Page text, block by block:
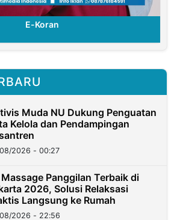
E-Koran
Muda NU Dukung Penguatan
Kelola dan Pendampingan
2026 - 00:27
Panggilan Terbaik di
2026, Solusi Relaksasi
Langsung ke Rumah
2026 - 22:56